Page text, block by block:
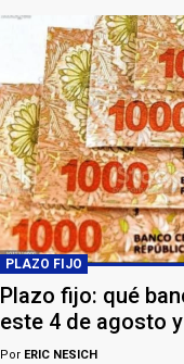
PLAZO FIJO
Plazo fijo: qué
este 4 de agosto
Por ERIC NESICH